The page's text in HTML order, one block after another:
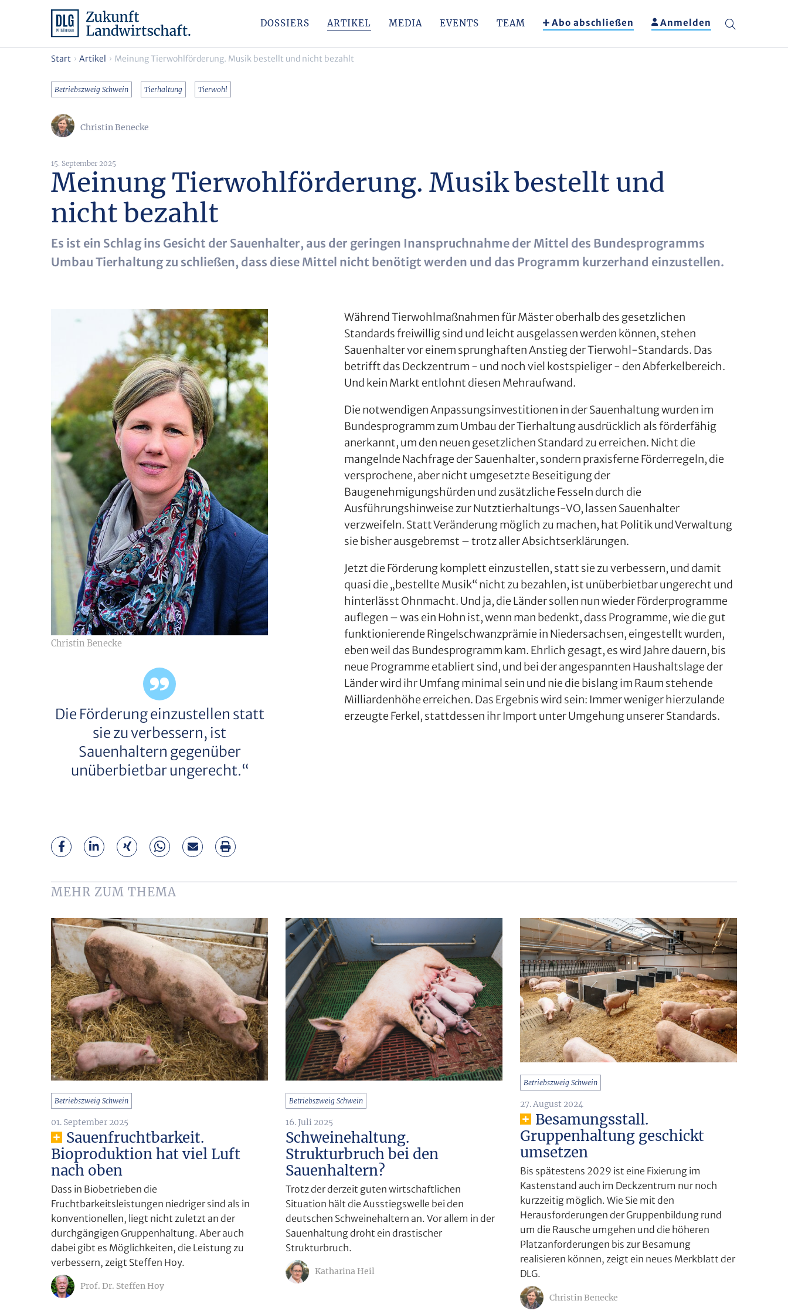
DOSSIERS ARTIKEL MEDIA EVENTS TEAM Abo abschließen Anmelden
Start Artikel Meinung Tierwohlförderung. Musik bestellt und nicht bezahlt
Betriebszweig Schwein Tierhaltung Tierwohl
Christin Benecke
15. September 2025
Meinung Tierwohlförderung. Musik bestellt und
nicht bezahlt
Es ist ein Schlag ins Gesicht der Sauenhalter, aus der geringen Inanspruchnahme der Mittel des Bundesprogramms
Umbau Tierhaltung zu schließen, dass diese Mittel nicht benötigt werden und das Programm kurzerhand einzustellen.
Christin Benecke
Die Förderung einzustellen statt
sie zu verbessern, ist
Sauenhaltern gegenüber
unüberbietbar ungerecht.“
Während Tierwohlmaßnahmen für Mäster oberhalb des gesetzlichen
Standards freiwillig sind und leicht ausgelassen werden können, stehen
Sauenhalter vor einem sprunghaften Anstieg der Tierwohl-Standards. Das
betrifft das Deckzentrum - und noch viel kostspieliger - den Abferkelbereich.
Und kein Markt entlohnt diesen Mehraufwand.
Die notwendigen Anpassungsinvestitionen in der Sauenhaltung wurden im
Bundesprogramm zum Umbau der Tierhaltung ausdrücklich als förderfähig
anerkannt, um den neuen gesetzlichen Standard zu erreichen. Nicht die
mangelnde Nachfrage der Sauenhalter, sondern praxisferne Förderregeln, die
versprochene, aber nicht umgesetzte Beseitigung der
Baugenehmigungshürden und zusätzliche Fesseln durch die
Ausführungshinweise zur Nutztierhaltungs-VO, lassen Sauenhalter
verzweifeln. Statt Veränderung möglich zu machen, hat Politik und Verwaltung
sie bisher ausgebremst – trotz aller Absichtserklärungen.
Jetzt die Förderung komplett einzustellen, statt sie zu verbessern, und damit
quasi die „bestellte Musik“ nicht zu bezahlen, ist unüberbietbar ungerecht und
hinterlässt Ohnmacht. Und ja, die Länder sollen nun wieder Förderprogramme
auflegen – was ein Hohn ist, wenn man bedenkt, dass Programme, wie die gut
funktionierende Ringelschwanzprämie in Niedersachsen, eingestellt wurden,
eben weil das Bundesprogramm kam. Ehrlich gesagt, es wird Jahre dauern, bis
neue Programme etabliert sind, und bei der angespannten Haushaltslage der
Länder wird ihr Umfang minimal sein und nie die bislang im Raum stehende
Milliardenhöhe erreichen. Das Ergebnis wird sein: Immer weniger hierzulande
erzeugte Ferkel, stattdessen ihr Import unter Umgehung unserer Standards.
MEHR ZUM THEMA
Betriebszweig Schwein
01. September 2025
Sauenfruchtbarkeit.
Bioproduktion hat viel Luft
nach oben
Dass in Biobetrieben die
Fruchtbarkeitsleistungen niedriger sind als in
konventionellen, liegt nicht zuletzt an der
durchgängigen Gruppenhaltung. Aber auch
dabei gibt es Möglichkeiten, die Leistung zu
verbessern, zeigt Steffen Hoy.
Prof. Dr. Steffen Hoy
Betriebszweig Schwein
16. Juli 2025
Schweinehaltung.
Strukturbruch bei den
Sauenhaltern?
Trotz der derzeit guten wirtschaftlichen
Situation hält die Ausstiegswelle bei den
deutschen Schweinehaltern an. Vor allem in der
Sauenhaltung droht ein drastischer
Strukturbruch.
Katharina Heil
Betriebszweig Schwein
27. August 2024
Besamungsstall.
Gruppenhaltung geschickt
umsetzen
Bis spätestens 2029 ist eine Fixierung im
Kastenstand auch im Deckzentrum nur noch
kurzzeitig möglich. Wie Sie mit den
Herausforderungen der Gruppenbildung rund
um die Rausche umgehen und die höheren
Platzanforderungen bis zur Besamung
realisieren können, zeigt ein neues Merkblatt der
DLG.
Christin Benecke